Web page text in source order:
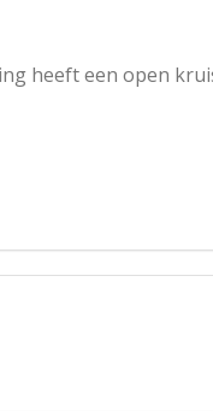
heeft een open